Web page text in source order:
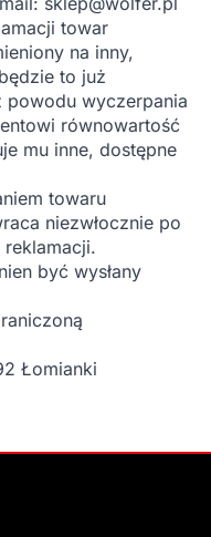
towar
na inny,
to już
powodu wyczerpania
równowartość
mu inne, dostępne
towaru
niezwłocznie po
być wysłany
Łomianki